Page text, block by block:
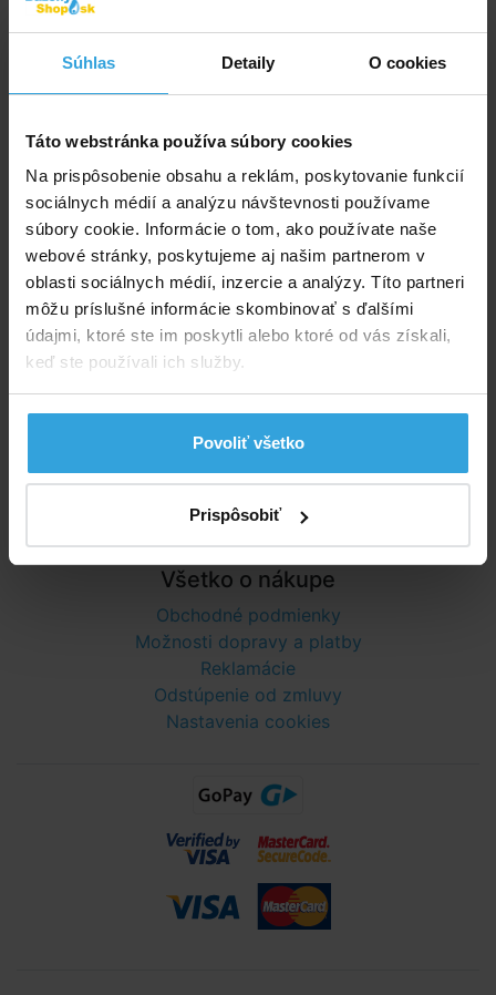
Súhlas Detaily O cookies
Táto webstránka používa súbory cookies
Na prispôsobenie obsahu a reklám, poskytovanie funkcií
sociálnych médií a analýzu návštevnosti používame
súbory cookie. Informácie o tom, ako používate naše
webové stránky, poskytujeme aj našim partnerom v
oblasti sociálnych médií, inzercie a analýzy. Títo partneri
môžu príslušné informácie skombinovať s ďalšími
údajmi, ktoré ste im poskytli alebo ktoré od vás získali,
keď ste používali ich služby.
Povoliť všetko
Prispôsobiť
Odoslať otázku
Poradíme vám!
Všetko o nákupe
Obchodné podmienky
Možnosti dopravy a platby
Reklamácie
Odstúpenie od zmluvy
Nastavenia cookies